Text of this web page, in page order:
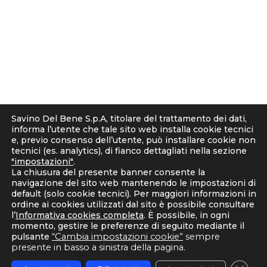
Informativa Candidati
Note Legali
Corporate Compliance
D. Lgs. 231/2001 e Organismo di Vigilanza
Codice Etico e Linee Guida Anticorruzione
Whistleblowing
Strategia fiscale
Savino Del Bene S.p.A, titolare del trattamento dei dati,
informa l’utente che tale sito web installa cookie tecnici
e, previo consenso dell’utente, può installare cookie non
tecnici (es. analytics), di fianco dettagliati nella sezione
"impostazioni".
La chiusura del presente banner consente la
navigazione del sito web mantenendo le impostazioni di
default (solo cookie tecnici). Per maggiori informazioni in
ordine ai cookies utilizzati dal sito è possibile consultare
l’Informativa cookies completa. È possibile, in ogni
momento, gestire le preferenze di seguito mediante il
pulsante “Cambia impostazioni cookie” sempre
presente in basso a sinistra della pagina.